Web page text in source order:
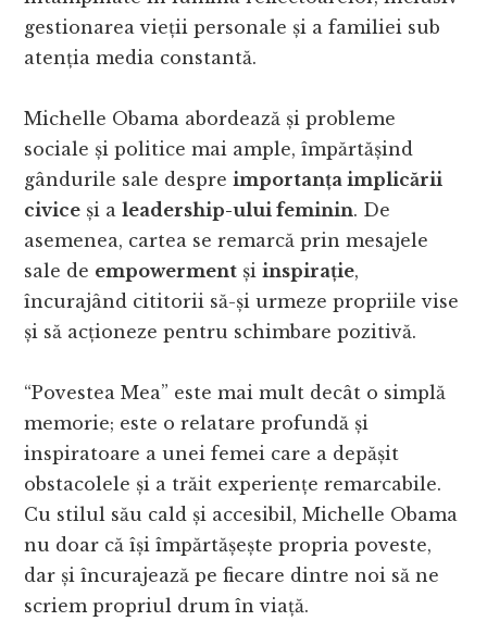
gestionarea vieții personale și a familiei sub
atenția media constantă.
Michelle Obama abordează și probleme
sociale și politice mai ample, împărtășind
gândurile sale despreimportanța implicării
civice și aleadership-ului feminin. De
asemenea, cartea se remarcă prin mesajele
sale de empowerment șiinspirație,
încurajând cititorii să-și urmeze propriile vise
și să acționeze pentru schimbare pozitivă.
“Povestea Mea” este mai mult decât o simplă
memorie; este o relatare profundă și
inspiratoare a unei femei care a depășit
obstacolele și a trăit experiențe remarcabile.
Cu stilul său cald și accesibil, Michelle Obama
nu doar că își împărtășește propria poveste,
dar și încurajează pe fiecare dintre noi să ne
scriem propriul drum în viață.